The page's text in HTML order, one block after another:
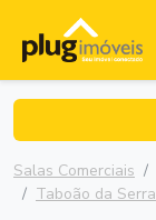
Salas Comerciais
Taboão da Serra